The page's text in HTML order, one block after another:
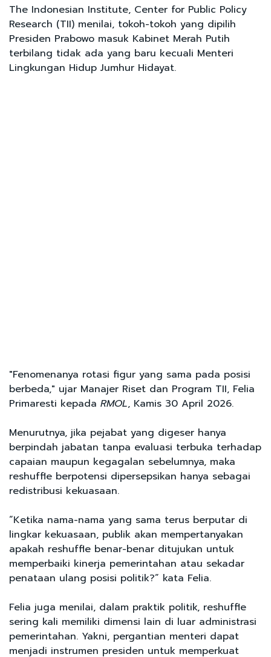
The Indonesian Institute, Center for Public Policy
Research (TII) menilai, tokoh-tokoh yang dipilih
Presiden Prabowo masuk Kabinet Merah Putih
terbilang tidak ada yang baru kecuali Menteri
Lingkungan Hidup Jumhur Hidayat.
"Fenomenanya rotasi figur yang sama pada posisi
berbeda," ujar Manajer Riset dan Program TII, Felia
Primaresti kepada RMOL, Kamis 30 April 2026.
Menurutnya, jika pejabat yang digeser hanya
berpindah jabatan tanpa evaluasi terbuka terhadap
capaian maupun kegagalan sebelumnya, maka
reshuffle berpotensi dipersepsikan hanya sebagai
redistribusi kekuasaan.
“Ketika nama-nama yang sama terus berputar di
lingkar kekuasaan, publik akan mempertanyakan
apakah reshuffle benar-benar ditujukan untuk
memperbaiki kinerja pemerintahan atau sekadar
penataan ulang posisi politik?” kata Felia.
Felia juga menilai, dalam praktik politik, reshuffle
sering kali memiliki dimensi lain di luar administrasi
pemerintahan. Yakni, pergantian menteri dapat
menjadi instrumen presiden untuk memperkuat